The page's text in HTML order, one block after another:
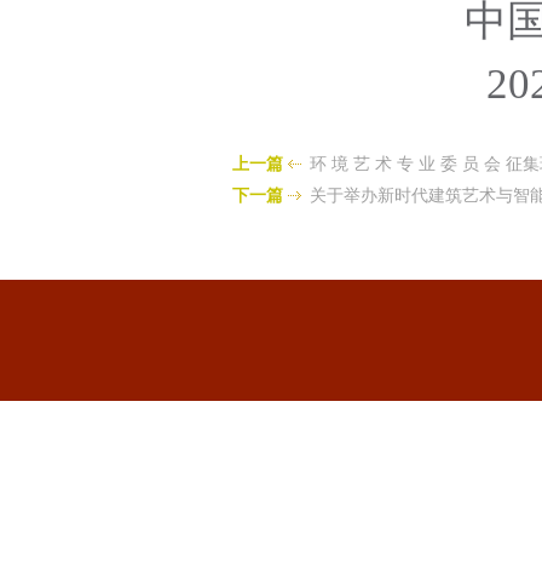
中
上一篇
环 境 艺 术 专 业 委 员 会 征
下一篇
关于举办新时代建筑艺术与智